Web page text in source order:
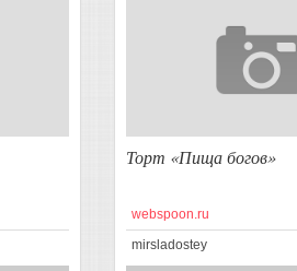
Торт «Пища богов»
webspoon.ru
mirsladostey